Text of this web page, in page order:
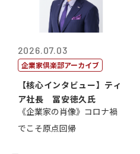
2026.07.03
企業家倶楽部アーカイブ
【核心インタビュー】ティ
ア社長 冨安徳久氏
《企業家の肖像》コロナ禍
でこそ原点回帰